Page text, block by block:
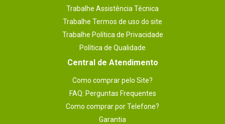
Trabalhe Assistência Técnica
Trabalhe Termos de uso do site
Trabalhe Política de Privacidade
Política de Qualidade
Central de Atendimento
Como comprar pelo Site?
FAQ: Perguntas Frequentes
Como comprar por Telefone?
Garantia